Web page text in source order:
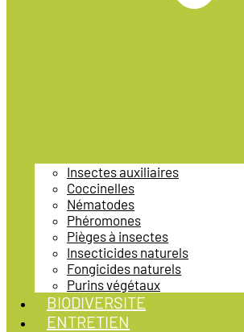
Insectes auxiliaires
Coccinelles
Nématodes
Phéromones
Pièges à insectes
Insecticides naturels
Fongicides naturels
Purins végétaux
BIODIVERSITE
ENTRETIEN